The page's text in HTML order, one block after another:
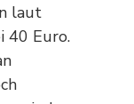
laut
40 Euro.